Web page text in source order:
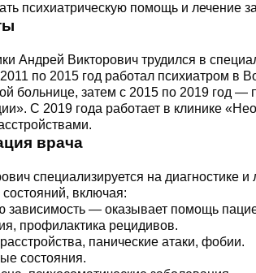
психиатрическую помощь и лечение
Андрей Викторович трудился в
по 2015 год работал психиатром в
больнице, затем с 2015 по 2019 год
С 2019 года работает в клинике
врача
специализируется на диагностике
включая:
зависимость — оказывает помощь
профилактика рецидивов.
панические атаки, фобии.
состояния.